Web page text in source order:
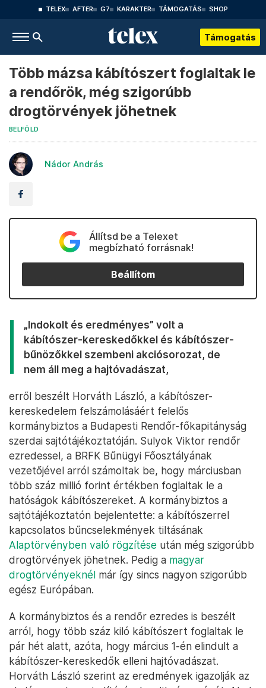
TELEX AFTER G7 KARAKTER TÁMOGATÁS SHOP
Támogatás
Több mázsa kábítószert foglaltak le
a rendőrök, még szigorúbb
drogtörvények jöhetnek
BELFÖLD
Nádor András
Állítsd be a Telexet
megbízható forrásnak!
Beállítom
„Indokolt és eredményes” volt a
kábítószer-kereskedőkkel és kábítószer-
bűnözőkkel szembeni akciósorozat, de
nem áll meg a hajtóvadászat,
erről beszélt Horváth László, a kábítószer-
kereskedelem felszámolásáért felelős
kormánybiztos a Budapesti Rendőr-főkapitányság
szerdai sajtótájékoztatóján. Sulyok Viktor rendőr
ezredessel, a BRFK Bűnügyi Főosztályának
vezetőjével arról számoltak be, hogy márciusban
több száz millió forint értékben foglaltak le a
hatóságok kábítószereket. A kormánybiztos a
sajtótájékoztatón bejelentette: a kábítószerrel
kapcsolatos bűncselekmények tiltásának
Alaptörvényben való rögzítése után még szigorúbb
drogtörvények jöhetnek. Pedig a magyar
drogtörvényeknél már így sincs nagyon szigorúbb
egész Európában.
A kormánybiztos és a rendőr ezredes is beszélt
arról, hogy több száz kiló kábítószert foglaltak le
pár hét alatt, azóta, hogy március 1-én elindult a
kábítószer-kereskedők elleni hajtóvadászat.
Horváth László szerint az eredmények igazolják az